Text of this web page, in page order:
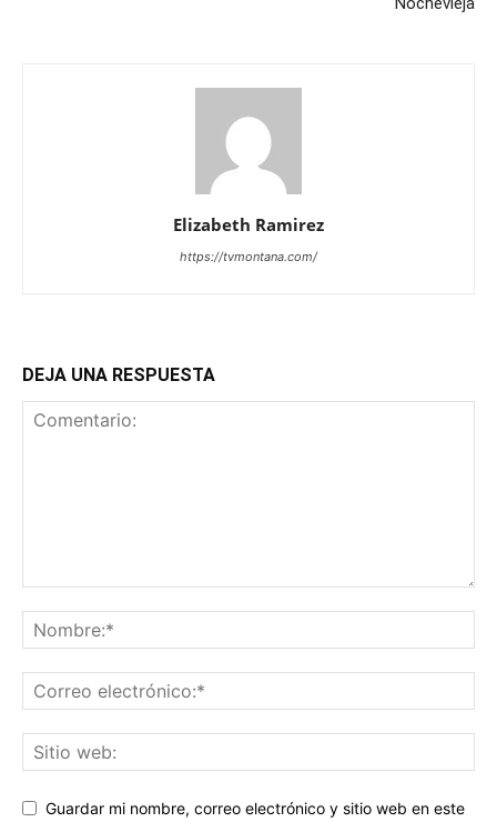
Elizabeth Ramirez
https://tvmontana.com/
DEJA UNA RESPUESTA
Guardar mi nombre, correo electrónico y sitio web en este